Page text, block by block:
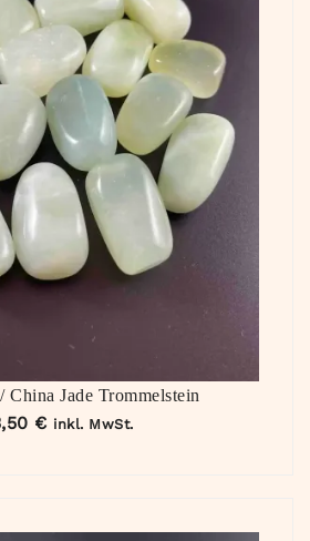
China Jade Trommelstein
€ inkl. MwSt.